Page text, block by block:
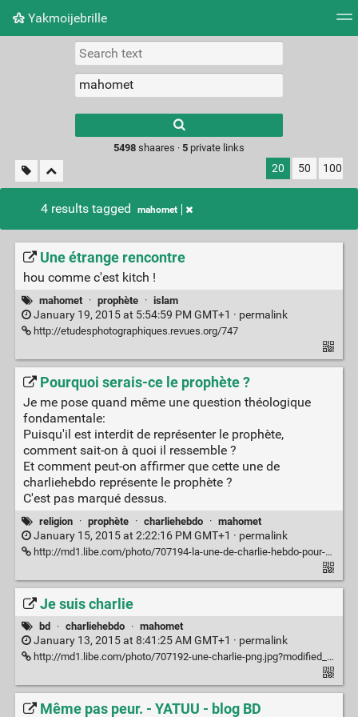
Yakmoijebrille
Picture wall
results.
5498shaares · 5private links
20 50 100
4 results tagged mahomet
Une étrange rencontre
hou comme c'est kitch !
mahomet · prophète · islam
January 19, 2015 at 5:54:59 PM GMT+1 · permalink
http://etudesphotographiques.revues.org/747
Pourquoi serais-ce le prophète ?
Je me pose quand même une question théologique
fondamentale:
Puisqu'il est interdit de représenter le prophète,
comment sait-on à quoi il ressemble ?
Et comment peut-on affirmer que cette une de
charliehebdo représente le prophète ?
C'est pas marqué dessus.
religion · prophète · charliehebdo · mahomet
January 15, 2015 at 2:22:16 PM GMT+1 · permalink
http://md1.libe.com/photo/707194-la-une-de-charlie-hebdo-pour-son-prochain-numero-a-paraitre-mercredi.jpg?modified_at=1421134213&width=750
Je suis charlie
bd · charliehebdo · mahomet
January 13, 2015 at 8:41:25 AM GMT+1 · permalink
http://md1.libe.com/photo/707192-une-charlie-png.jpg?modified_at=1421099764&width=750
Même pas peur. - YATUU - blog BD